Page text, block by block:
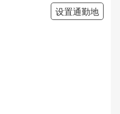
设置通勤地